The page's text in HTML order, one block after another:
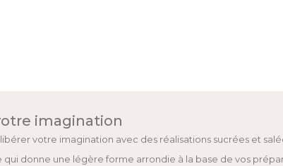
imagination
votre imagination avec des réalisations sucrées et
donne une légère forme arrondie à la base de vos